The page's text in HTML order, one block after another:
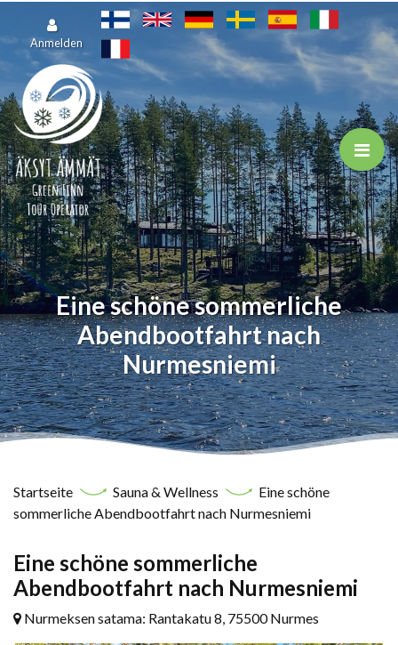
Zum Hauptinhalt springen
Anmelden
Eine schöne sommerliche
Abendbootfahrt nach
Nurmesniemi
Startseite Sauna & Wellness
Eine schöne
sommerliche Abendbootfahrt nach Nurmesniemi
Eine schöne sommerliche
Abendbootfahrt nach Nurmesniemi
Nurmeksen satama: Rantakatu 8, 75500 Nurmes